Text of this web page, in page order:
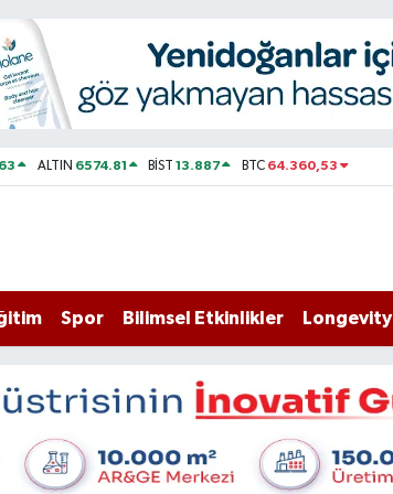
ALTIN 6574.81 BİST13.887 BTC 64.360,53
Spor Bilimsel Etkinlikler Longevity